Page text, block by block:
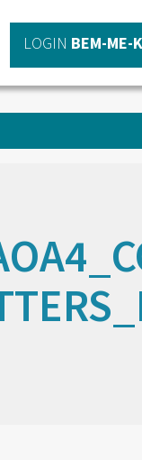
LOGIN BEM-ME-